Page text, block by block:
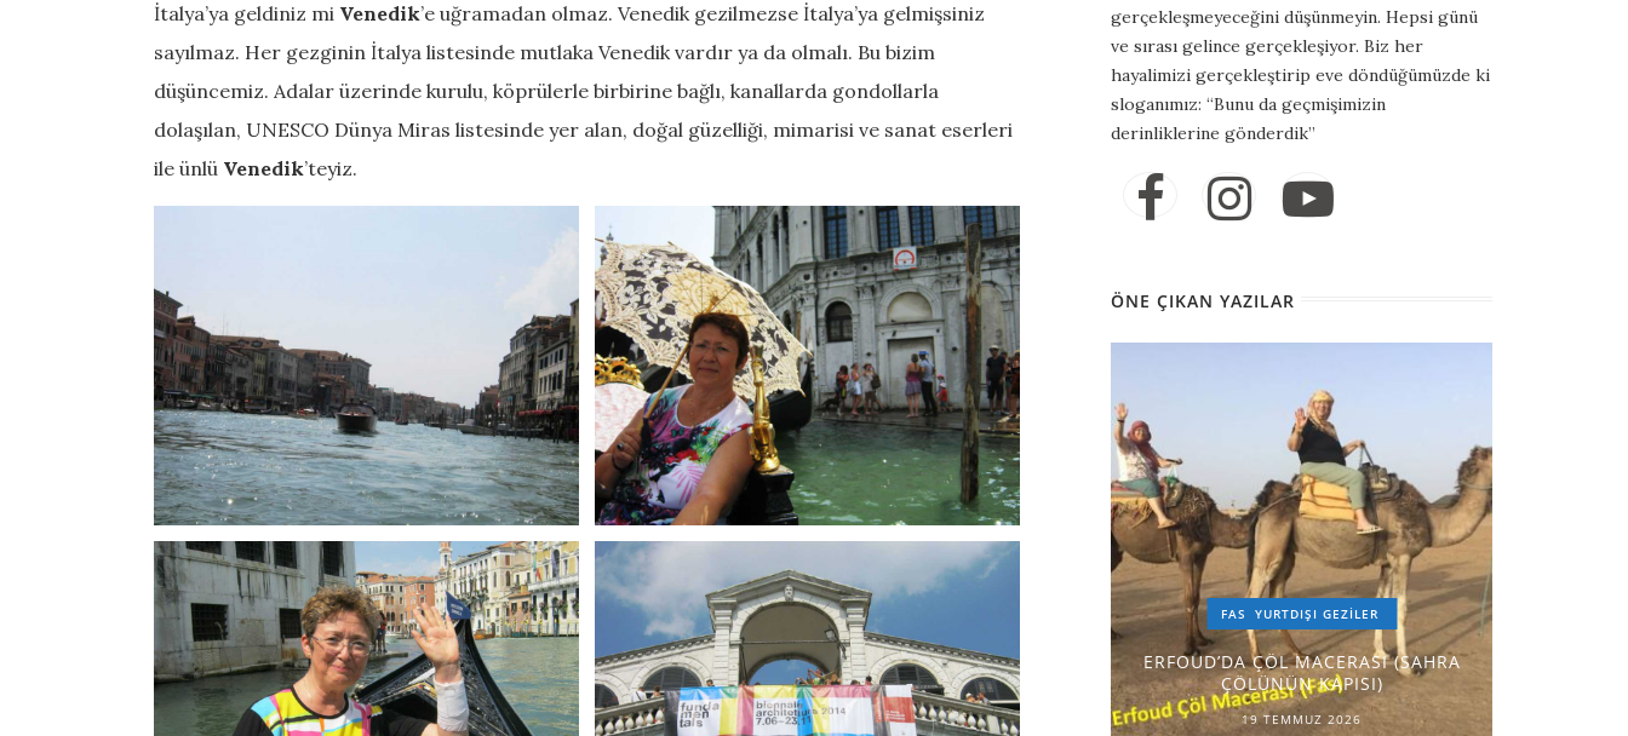
İtalya’ya geldiniz mi Venedik’e uğramadan olmaz. Venedik gezilmezse İtalya’ya gelmişsiniz
sayılmaz. Her gezginin İtalya listesinde mutlaka Venedik vardır ya da olmalı. Bu bizim
düşüncemiz. Adalar üzerinde kurulu, köprülerle birbirine bağlı, kanallarda gondollarla
dolaşılan, UNESCO Dünya Miras listesinde yer alan, doğal güzelliği, mimarisi ve sanat eserleri
ile ünlü Venedik’teyiz.
gerçekleşmeyeceğini düşünmeyin. Hepsi günü
ve sırası gelince gerçekleşiyor. Biz her
hayalimizi gerçekleştirip eve döndüğümüzde ki
sloganımız: “Bunu da geçmişimizin
derinliklerine gönderdik”
ÖNE ÇIKAN YAZILAR
FAS YURTDIŞI GEZILER
ERFOUD’DA ÇÖL MACERASI (SAHRA
ÇÖLÜNÜN KAPISI)
19 TEMMUZ 2026